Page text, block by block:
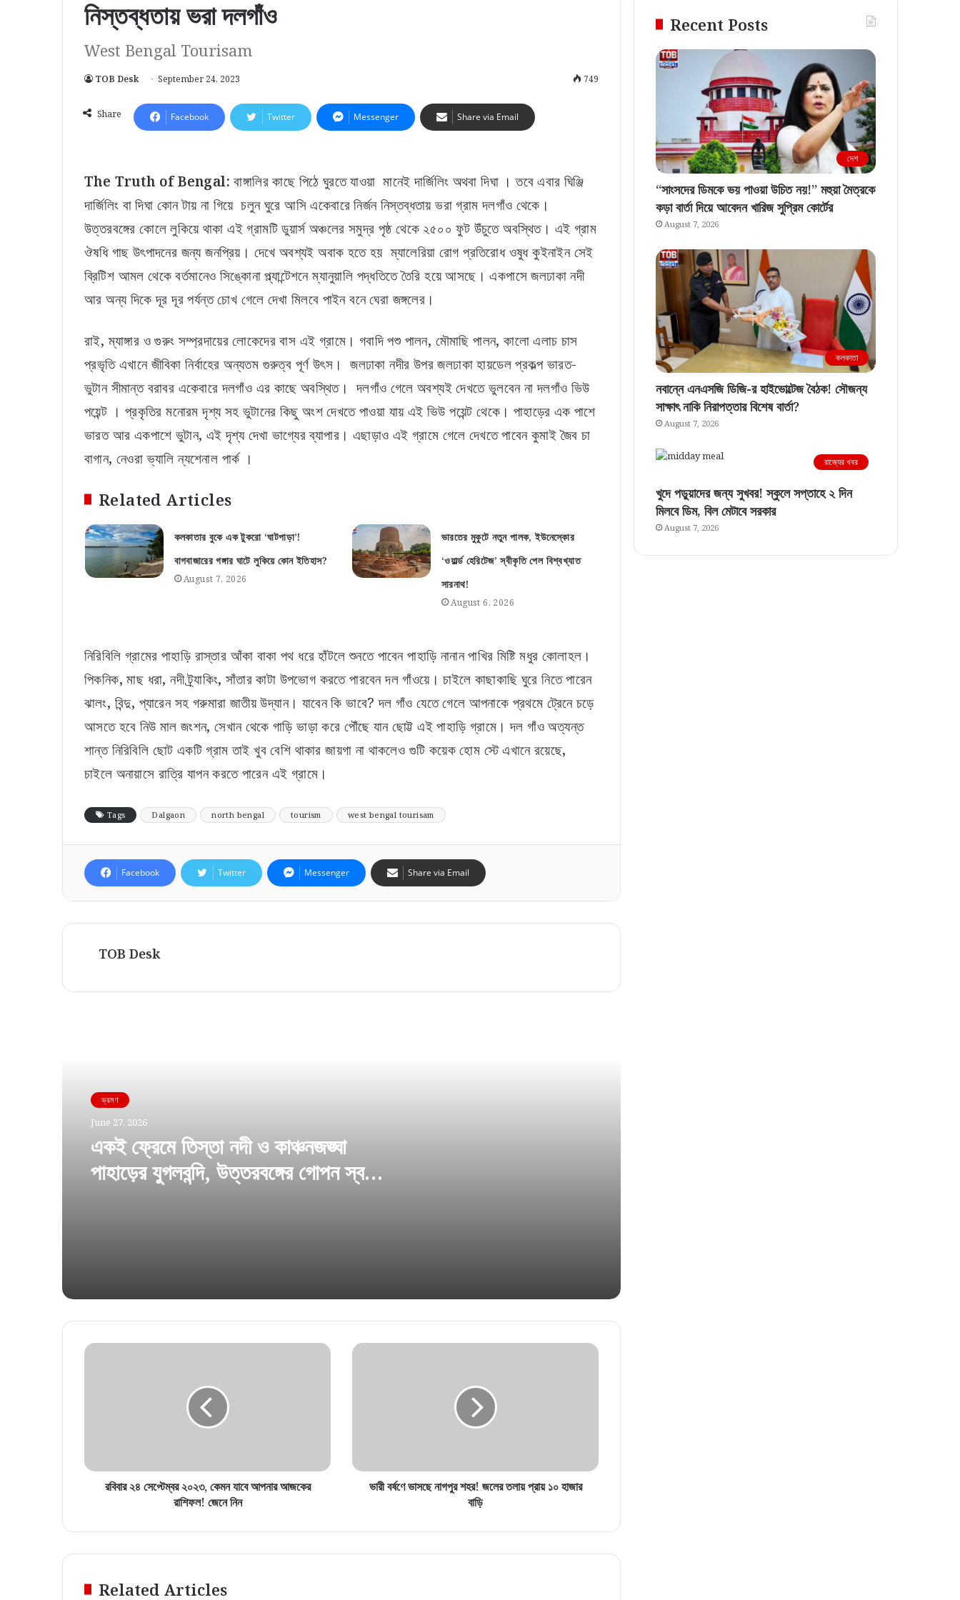
নিস্তব্ধতায় ভরা দলগাঁও
West Bengal Tourisam
TOB Desk September 24, 2023 749
Share Facebook Twitter Messenger Share via Email
The Truth of Bengal: বাঙ্গালির কাছে পিঠে ঘুরতে যাওয়া মানেই দার্জিলিং অথবা দিঘা । তবে এবার ঘিঞ্জি
দার্জিলিং বা দিঘা কোন টায় না গিয়ে চলুন ঘুরে আসি একেবারে নির্জন নিস্তব্ধতায় ভরা গ্রাম দলগাঁও থেকে।
উত্তরবঙ্গের কোলে লুকিয়ে থাকা এই গ্রামটি ডুয়ার্স অঞ্চলের সমুদ্র পৃষ্ঠ থেকে ২৫০০ ফুট উঁচুতে অবস্থিত। এই গ্রাম
ঔষধি গাছ উৎপাদনের জন্য জনপ্রিয়। দেখে অবশ্যই অবাক হতে হয় ম্যালেরিয়া রোগ প্রতিরোধ ওষুধ কুইনাইন সেই
ব্রিটিশ আমল থেকে বর্তমানেও সিঙ্কোনা প্ল্যান্টেশনে ম্যানুয়ালি পদ্ধতিতে তৈরি হয়ে আসছে। একপাসে জলঢাকা নদী
আর অন্য দিকে দূর দূর পর্যন্ত চোখ গেলে দেখা মিলবে পাইন বনে ঘেরা জঙ্গলের।
রাই, ম্যাঙ্গার ও গুরুং সম্প্রদায়ের লোকেদের বাস এই গ্রামে। গবাদি পশু পালন, মৌমাছি পালন, কালো এলাচ চাস
প্রভৃতি এখানে জীবিকা নির্বাহের অন্যতম গুরুত্ব পূর্ণ উৎস। জলঢাকা নদীর উপর জলঢাকা হায়ডেল প্রকল্প ভারত-
ভুটান সীমান্ত বরাবর একেবারে দলগাঁও এর কাছে অবস্থিত। দলগাঁও গেলে অবশ্যই দেখতে ভুলবেন না দলগাঁও ভিউ
পয়েন্ট । প্রকৃতির মনোরম দৃশ্য সহ ভুটানের কিছু অংশ দেখতে পাওয়া যায় এই ভিউ পয়েন্ট থেকে। পাহাড়ের এক পাশে
ভারত আর একপাশে ভুটান, এই দৃশ্য দেখা ভাগ্যের ব্যাপার। এছাড়াও এই গ্রামে গেলে দেখতে পাবেন কুমাই জৈব চা
বাগান, নেওরা ভ্যালি ন্যশেনাল পার্ক ।
Related Articles
কলকাতার বুকে এক টুকরো ‘ঘাটপাড়া’!
বাগবাজারের গঙ্গার ঘাটে লুকিয়ে কোন ইতিহাস?
August 7, 2026
ভারতের মুকুটে নতুন পালক, ইউনেস্কোর
‘ওয়ার্ল্ড হেরিটেজ’ স্বীকৃতি পেল বিশ্বখ্যাত
সারনাথ!
August 6, 2026
নিরিবিলি গ্রামের পাহাড়ি রাস্তার আঁকা বাকা পথ ধরে হাঁটলে শুনতে পাবেন পাহাড়ি নানান পাখির মিষ্টি মধুর কোলাহল।
পিকনিক, মাছ ধরা, নদী ট্র্যাকিং, সাঁতার কাটা উপভোগ করতে পারবেন দল গাঁওয়ে। চাইলে কাছাকাছি ঘুরে নিতে পারেন
ঝালং, বিন্দু, প্যারেন সহ গরুমারা জাতীয় উদ্যান। যাবেন কি ভাবে? দল গাঁও যেতে গেলে আপনাকে প্রথমে ট্রেনে চড়ে
আসতে হবে নিউ মাল জংশন, সেখান থেকে গাড়ি ভাড়া করে পৌঁছে যান ছোট্ট এই পাহাড়ি গ্রামে। দল গাঁও অত্যন্ত
শান্ত নিরিবিলি ছোট একটি গ্রাম তাই খুব বেশি থাকার জায়গা না থাকলেও গুটি কয়েক হোম স্টে এখানে রয়েছে,
চাইলে অনায়াসে রাত্রি যাপন করতে পারেন এই গ্রামে।
Tags Dalgaon north bengal tourism west bengal tourisam
Facebook Twitter Messenger Share via Email
TOB Desk
ভ্রমণ
June 27, 2026
একই ফ্রেমে তিস্তা নদী ও কাঞ্চনজঙ্ঘা
পাহাড়ের যুগলবন্দি, উত্তরবঙ্গের গোপন স্বর্গ
ছুটিতে আপনার গন্তব্য হোক চাটাইধুরা
রবিবার ২৪ সেপ্টেম্বর ২০২৩, কেমন যাবে আপনার আজকের
রাশিফল! জেনে নিন
ভারী বর্ষণে ভাসছে নাগপুর শহর! জলের তলায় প্রায় ১০ হাজার
বাড়ি
Related Articles
Recent Posts
দেশ
“সাংসদের ডিমকে ভয় পাওয়া উচিত নয়!” মহুয়া মৈত্রকে
কড়া বার্তা দিয়ে আবেদন খারিজ সুপ্রিম কোর্টের
August 7, 2026
কলকাতা
নবান্নে এনএসজি ডিজি-র হাইভোল্টেজ বৈঠক! সৌজন্য
সাক্ষাৎ নাকি নিরাপত্তার বিশেষ বার্তা?
August 7, 2026
রাজ্যের খবর
খুদে পড়ুয়াদের জন্য সুখবর! স্কুলে সপ্তাহে ২ দিন
মিলবে ডিম, বিল মেটাবে সরকার
August 7, 2026